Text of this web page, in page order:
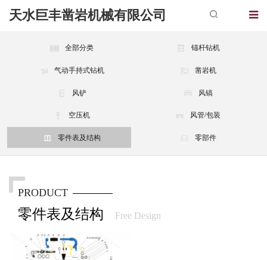
天水巨丰凿岩机械有限公司
全部分类 锚杆钻机
气动手持式钻机 凿岩机
风铲 风镐
空压机 风管/包装
零件表及结构 零部件
PRODUCT
零件表及结构 Free Design